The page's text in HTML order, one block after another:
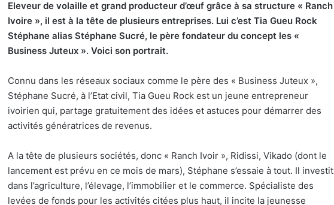
Eleveur de volaille et grand producteur d’œuf grâce à sa structure « Ranch
Ivoire », il est à la tête de plusieurs entreprises. Lui c’est Tia Gueu Rock
Stéphane alias Stéphane Sucré, le père fondateur du concept les «
Business Juteux ». Voici son portrait.
Connu dans les réseaux sociaux comme le père des « Business Juteux »,
Stéphane Sucré, à l’Etat civil, Tia Gueu Rock est un jeune entrepreneur
ivoirien qui, partage gratuitement des idées et astuces pour démarrer des
activités génératrices de revenus.
A la tête de plusieurs sociétés, donc « Ranch Ivoir », Ridissi, Vikado (dont le
lancement est prévu en ce mois de mars), Stéphane s’essaie à tout. Il investit
dans l’agriculture, l’élevage, l’immobilier et le commerce. Spécialiste des
levées de fonds pour les activités citées plus haut, il incite la jeunesse